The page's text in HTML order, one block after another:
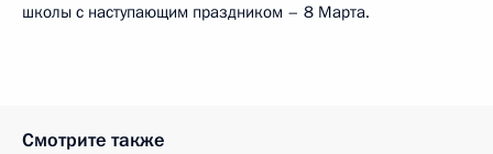
школы с наступающим праздником – 8 Марта.
Смотрите также